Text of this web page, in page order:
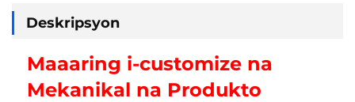
Deskripsyon
Maaaring i-customize na
Mekanikal na Produkto